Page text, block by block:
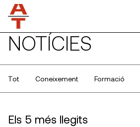
NOTÍCIES
Tot Coneixement Formació
Els 5 més llegits